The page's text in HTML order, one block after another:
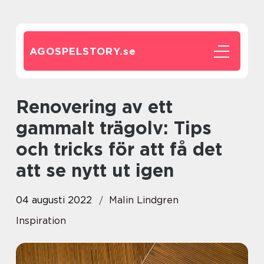
AGOSPELSTORY.se
Renovering av ett
gammalt trägolv: Tips
och tricks för att få det
att se nytt ut igen
04 augusti 2022
Malin Lindgren
Inspiration